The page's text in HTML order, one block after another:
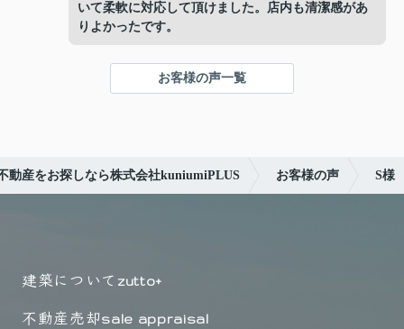
いて柔軟に対応して頂けました。店内も清潔感があ
りよかったです。
お客様の声一覧
動産をお探しなら株式会社kuniumiPLUS お客様の声 S様
建築について zutto+
不動産売却sale appraisal